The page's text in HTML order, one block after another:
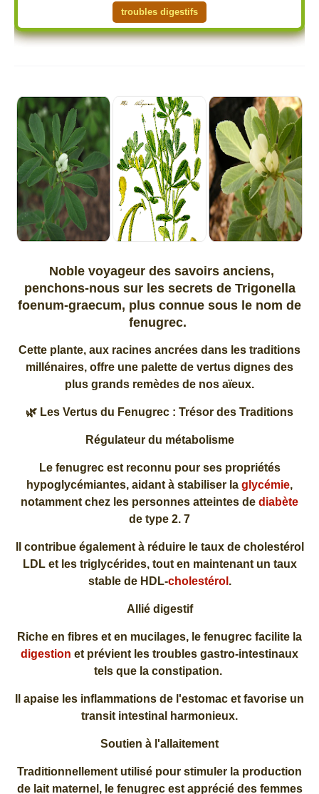
troubles digestifs
Noble voyageur des savoirs anciens,
penchons-nous sur les secrets de Trigonella
foenum-graecum, plus connue sous le nom de
fenugrec.
Cette plante, aux racines ancrées dans les traditions
millénaires, offre une palette de vertus dignes des
plus grands remèdes de nos aïeux.
🌿 Les Vertus du Fenugrec : Trésor des Traditions
Régulateur du métabolisme
Le fenugrec est reconnu pour ses propriétés
hypoglycémiantes, aidant à stabiliser la glycémie,
notamment chez les personnes atteintes de diabète
de type 2. 7
Il contribue également à réduire le taux de cholestérol
LDL et les triglycérides, tout en maintenant un taux
stable de HDL-cholestérol .
Allié digestif
Riche en fibres et en mucilages, le fenugrec facilite la
digestion et prévient les troubles gastro-intestinaux
tels que la constipation.
Il apaise les inflammations de l'estomac et favorise un
transit intestinal harmonieux.
Soutien à l'allaitement
Traditionnellement utilisé pour stimuler la production
de lait maternel, le fenugrec est apprécié des femmes